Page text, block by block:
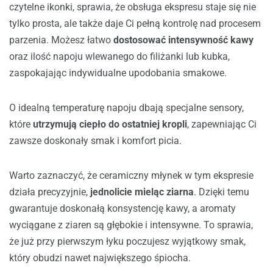
czytelne ikonki, sprawia, że obsługa ekspresu staje się nie
tylko prosta, ale także daje Ci pełną kontrolę nad procesem
parzenia. Możesz łatwo dostosować intensywność kawy
oraz ilość napoju wlewanego do filiżanki lub kubka,
zaspokajając indywidualne upodobania smakowe.
O idealną temperaturę napoju dbają specjalne sensory,
które utrzymują ciepło do ostatniej kropli, zapewniając Ci
zawsze doskonały smak i komfort picia.
Warto zaznaczyć, że ceramiczny młynek w tym ekspresie
działa precyzyjnie, jednolicie mieląc ziarna. Dzięki temu
gwarantuje doskonałą konsystencję kawy, a aromaty
wyciągane z ziaren są głębokie i intensywne. To sprawia,
że już przy pierwszym łyku poczujesz wyjątkowy smak,
który obudzi nawet największego śpiocha.